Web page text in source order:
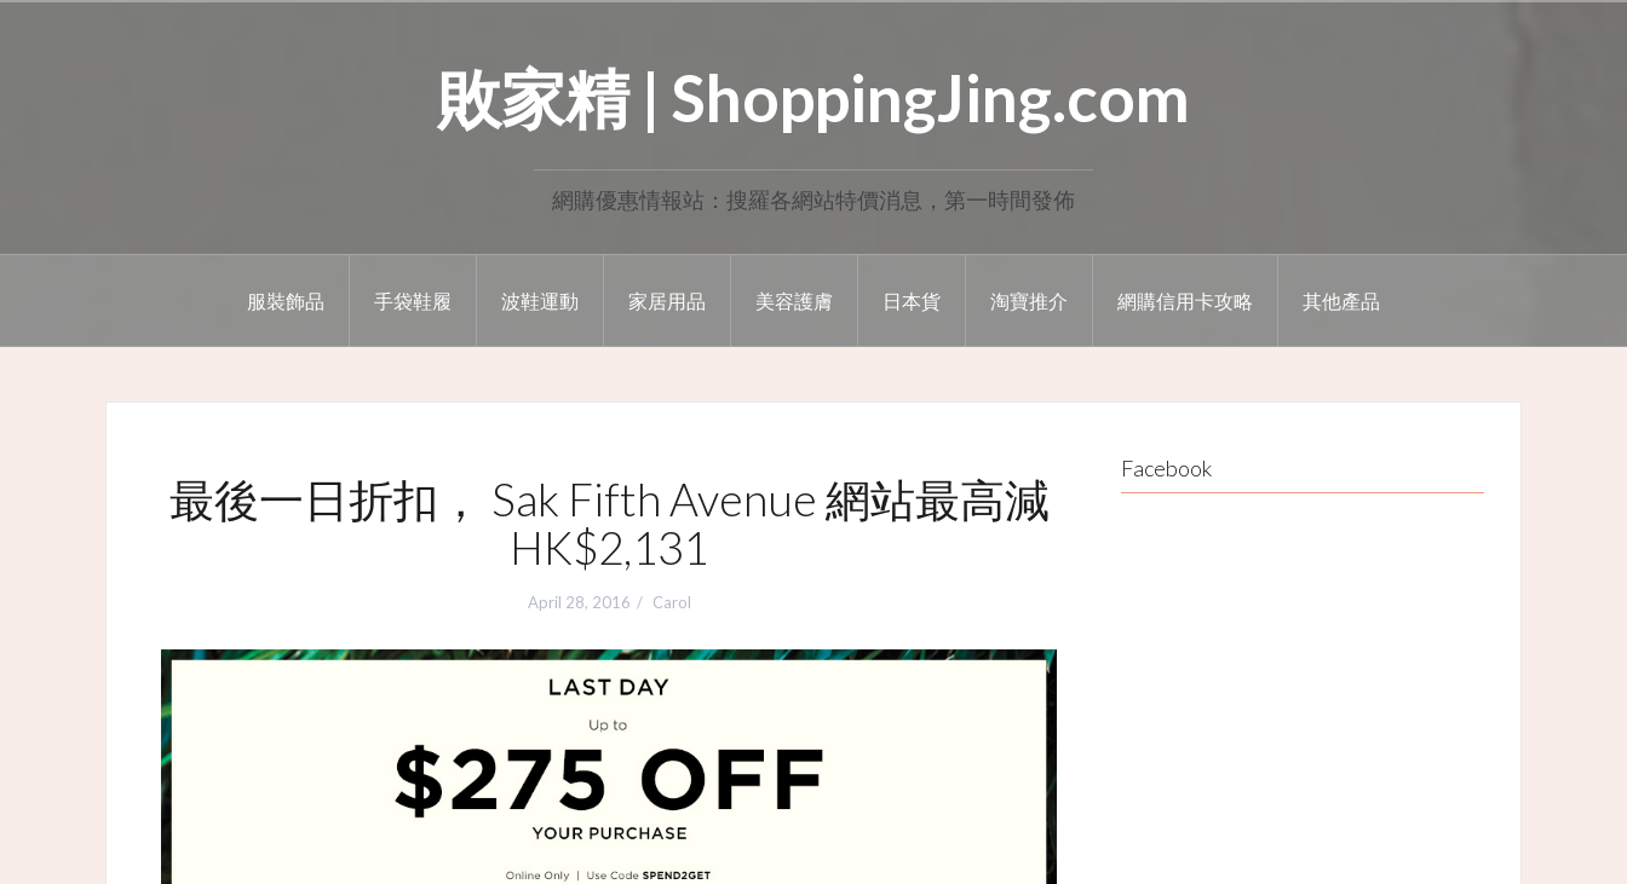
敗家精 | ShoppingJing.com
網購優惠情報站：搜羅各網站特價消息，第一時間發佈
服裝飾品 手袋鞋履 波鞋運動 家居用品 美容護膚 日本貨 淘寶推介 網購信用卡攻略 其他產品
最後一日折扣， Sak Fifth Avenue 網站最高減
HK$2,131
April 28, 2016 Carol
Facebook